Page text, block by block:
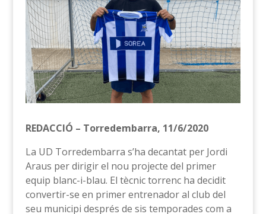
REDACCIÓ – Torredembarra, 11/6/2020
La UD Torredembarra s’ha decantat per Jordi
Araus per dirigir el nou projecte del primer
equip blanc-i-blau. El tècnic torrenc ha decidit
convertir-se en primer entrenador al club del
seu municipi després de sis temporades com a